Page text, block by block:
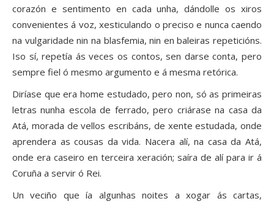
corazón e sentimento en cada unha, dándolle os xiros
convenientes á voz, xesticulando o preciso e nunca caendo
na vulgaridade nin na blasfemia, nin en baleiras repeticións.
Iso sí, repetía ás veces os contos, sen darse conta, pero
sempre fiel ó mesmo argumento e á mesma retórica.
Diríase que era home estudado, pero non, só as primeiras
letras nunha escola de ferrado, pero criárase na casa da
Atá, morada de vellos escribáns, de xente estudada, onde
aprendera as cousas da vida. Nacera alí, na casa da Atá,
onde era caseiro en terceira xeración; saíra de alí para ir á
Coruña a servir ó Rei.
Un veciño que ía algunhas noites a xogar ás cartas,